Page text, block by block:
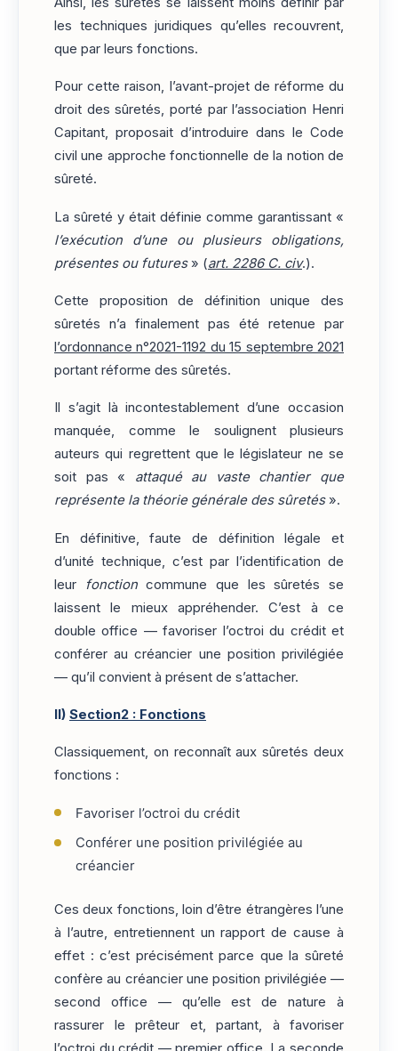
les techniques juridiques qu’elles recouvrent,
que par leurs fonctions.
Pour cette raison, l’avant-projet de réforme du
droit des sûretés, porté par l’association Henri
Capitant, proposait d’introduire dans le Code
civil une approche fonctionnelle de la notion de
sûreté.
La sûreté y était définie comme garantissant «
l’exécution d’une ou plusieurs obligations,
présentes ou futures» (art. 2286 C. civ.).
Cette proposition de définition unique des
sûretés n’a finalement pas été retenue par
l’ordonnance n°2021-1192 du 15 septembre 2021
portant réforme des sûretés.
Il s’agit là incontestablement d’une occasion
manquée, comme le soulignent plusieurs
auteurs qui regrettent que le législateur ne se
soit pas « attaqué au vaste chantier que
représente la théorie générale des sûretés».
En définitive, faute de définition légale et
d’unité technique, c’est par l’identification de
leur fonctioncommune que les sûretés se
laissent le mieux appréhender. C’est à ce
double office — favoriser l’octroi du crédit et
conférer au créancier une position privilégiée
— qu’il convient à présent de s’attacher.
II) Section2 : Fonctions
Classiquement, on reconnaît aux sûretés deux
fonctions :
Favoriser l’octroi du crédit
Conférer une position privilégiée au
créancier
Ces deux fonctions, loin d’être étrangères l’une
à l’autre, entretiennent un rapport de cause à
effet : c’est précisément parce que la sûreté
confère au créancier une position privilégiée —
second office — qu’elle est de nature à
rassurer le prêteur et, partant, à favoriser